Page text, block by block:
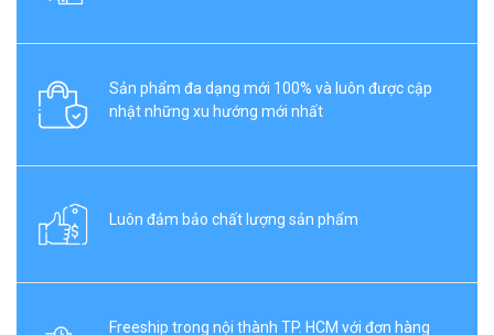
Sản phẩm đa dạng mới 100% và luôn được cập
nhật những xu hướng mới nhất
Luôn đảm bảo chất lượng sản phẩm
Freeship trong nội thành TP. HCM với đơn hàng